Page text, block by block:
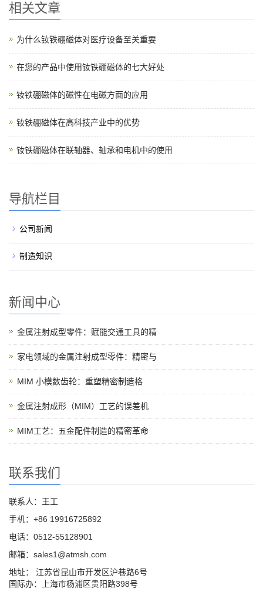
相关文章
为什么钕铁硼磁体对医疗设备至关重要
在您的产品中使用钕铁硼磁体的七大好处
钕铁硼磁体的磁性在电磁方面的应用
钕铁硼磁体在高科技产业中的优势
钕铁硼磁体在联轴器、轴承和电机中的使用
导航栏目
公司新闻
制造知识
新闻中心
金属注射成型零件：赋能交通工具的精
家电领域的金属注射成型零件：精密与
MIM 小模数齿轮：重塑精密制造格
金属注射成形（MIM）工艺的误差机
MIM工艺：五金配件制造的精密革命
联系我们
联系人：王工
手机：+86 19916725892
电话：0512-55128901
邮箱： sales1@atmsh.com
地址： 江苏省昆山市开发区沪巷路6号
国际办：上海市杨浦区贵阳路398号